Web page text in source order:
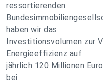
ressortierenden
haben wir das
Investitionsvolumen zur
Energieeffizienz auf
jährlich 120 Millionen
bei